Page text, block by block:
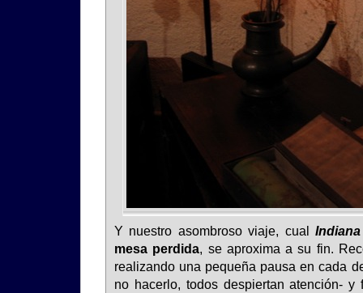
Y nuestro asombroso viaje, cual
mesa perdida, se aproxima a su fin.
realizando una pequeña pausa en cada
no hacerlo, todos despiertan atención-